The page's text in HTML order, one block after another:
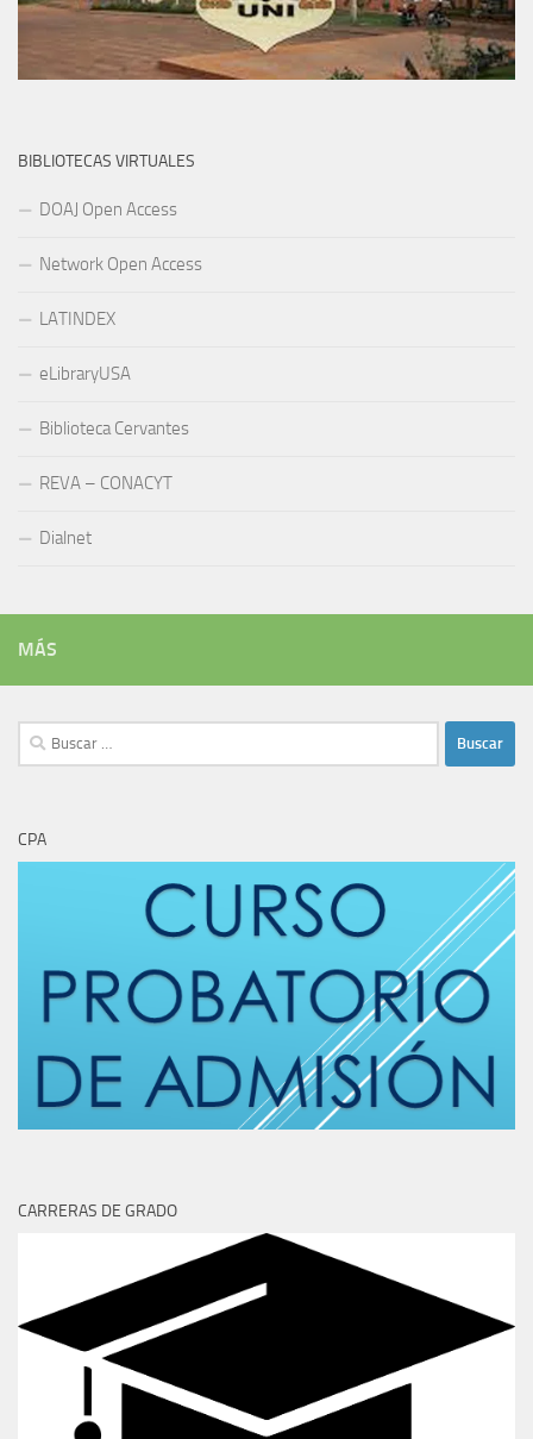
BIBLIOTECAS VIRTUALES
DOAJ Open Access
Network Open Access
LATINDEX
eLibraryUSA
Biblioteca Cervantes
REVA – CONACYT
Dialnet
MÁS
Buscar:
CPA
CARRERAS DE GRADO